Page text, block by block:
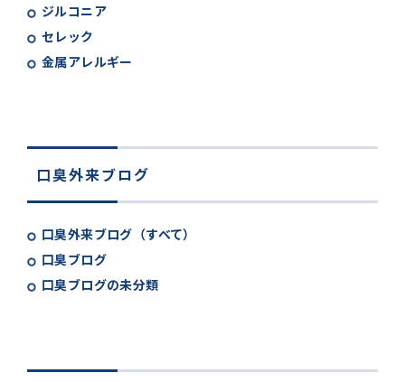
ジルコニア
セレック
金属アレルギー
口臭外来ブログ
口臭外来ブログ（すべて）
口臭ブログ
口臭ブログの未分類